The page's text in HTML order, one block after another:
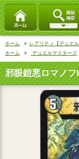
ホーム > レアリティ【デュエル
ホーム
> デュエルマスターズ
邪眼鎧悪ロマノフ